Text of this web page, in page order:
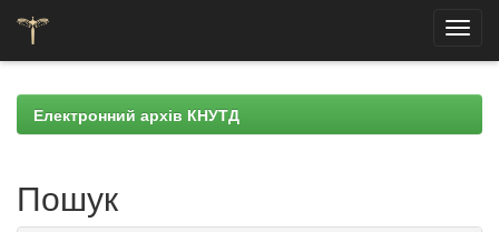
navigationЕлектронний архів КНУТД
Пошук